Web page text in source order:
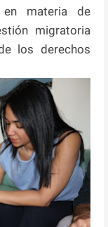
materia de
migratoria
los derechos